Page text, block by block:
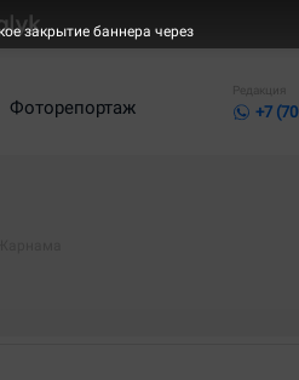
Фоторепортаж
Редакция
+7
закрытие баннера через